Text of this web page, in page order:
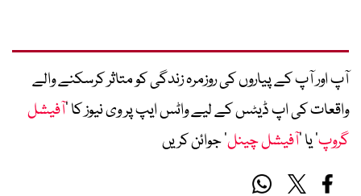
آپ اور آپ کے پیاروں کی روزمرہ زندگی کو متاثر کرسکنے والے
واقعات کی اپ ڈیٹس کے لیے واٹس ایپ پر وی نیوز کا ’آفیشل
گروپ‘ یا ’آفیشل چینل‘ جوائن کریں